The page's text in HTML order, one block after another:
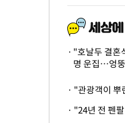
"호날두 결혼
명 운집…엉